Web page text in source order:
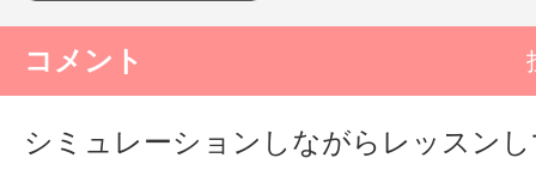
コメント
シミュレーションしながらレッスン